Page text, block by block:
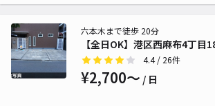
【全日OK】港区西麻布4丁目
六本木まで徒歩 20分
4.4/ 26件
¥2,700〜 / 日